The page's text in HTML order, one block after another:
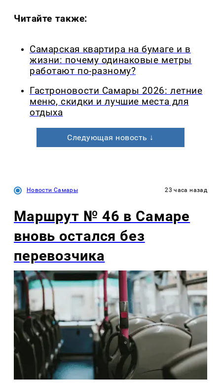
Читайте также:
Самарская квартира на бумаге и в
жизни: почему одинаковые метры
работают по-разному?
Гастроновости Самары 2026: летние
меню, скидки и лучшие места для
отдыха
Следующая новость ↓
Новости Самары 23 часа назад
Маршрут № 46 в Самаре
вновь остался без
перевозчика